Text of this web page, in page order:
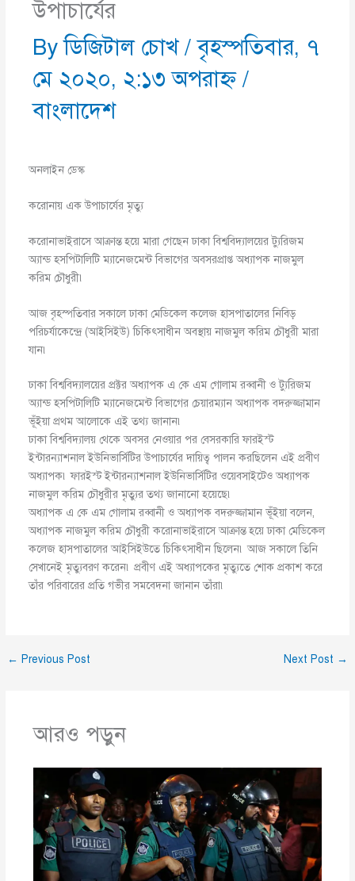
উপাচার্যের
Byডিজিটাল চোখ/বৃহস্পতিবার, ৭
মে ২০২০, ২:১৩ অপরাহ্ণ/
বাংলাদেশ
অনলাইন ডেস্ক
করোনায় এক উপাচার্যের মৃত্যু
করোনাভাইরাসে আক্রান্ত হয়ে মারা গেছেন ঢাকা বিশ্ববিদ্যালয়ের ট্যুরিজম
অ্যান্ড হসপিটালিটি ম্যানেজমেন্ট বিভাগের অবসরপ্রাপ্ত অধ্যাপক নাজমুল
করিম চৌধুরী৷
আজ বৃহস্পতিবার সকালে ঢাকা মেডিকেল কলেজ হাসপাতালের নিবিড়
পরিচর্যাকেন্দ্রে (আইসিইউ) চিকিৎসাধীন অবস্থায় নাজমুল করিম চৌধুরী মারা
যান৷
ঢাকা বিশ্ববিদ্যালয়ের প্রক্টর অধ্যাপক এ কে এম গোলাম রব্বানী ও ট্যুরিজম
অ্যান্ড হসপিটালিটি ম্যানেজমেন্ট বিভাগের চেয়ারম্যান অধ্যাপক বদরুজ্জামান
ভূঁইয়া প্রথম আলোকে এই তথ্য জানান৷
ঢাকা বিশ্ববিদ্যালয় থেকে অবসর নেওয়ার পর বেসরকারি ফারইস্ট
ইন্টারন্যাশনাল ইউনিভার্সিটির উপাচার্যের দায়িত্ব পালন করছিলেন এই প্রবীণ
অধ্যাপক৷ ফারইস্ট ইন্টারন্যাশনাল ইউনিভার্সিটির ওয়েবসাইটেও অধ্যাপক
নাজমুল করিম চৌধুরীর মৃত্যুর তথ্য জানানো হয়েছে৷
অধ্যাপক এ কে এম গোলাম রব্বানী ও অধ্যাপক বদরুজ্জামান ভূঁইয়া বলেন,
অধ্যাপক নাজমুল করিম চৌধুরী করোনাভাইরাসে আক্রান্ত হয়ে ঢাকা মেডিকেল
কলেজ হাসপাতালের আইসিইউতে চিকিৎসাধীন ছিলেন৷ আজ সকালে তিনি
সেখানেই মৃত্যুবরণ করেন৷ প্রবীণ এই অধ্যাপকের মৃত্যুতে শোক প্রকাশ করে
তাঁর পরিবারের প্রতি গভীর সমবেদনা জানান তাঁরা৷
← Previous Post Next Post →
আরও পড়ুন